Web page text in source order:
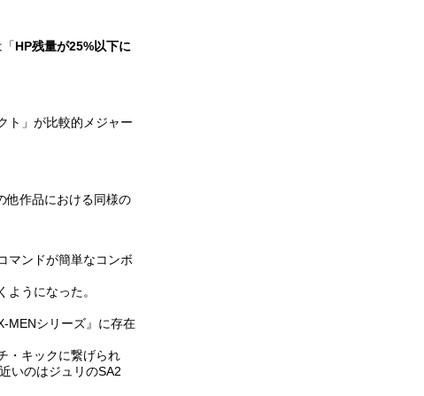
HP残量が25%以下に
ト」が比較的メジャー
他作品における同様の
マンドが簡単なコンボ
うになった。
MENシリーズ』に存在
・キックに繋げられ
いのはジュリのSA2